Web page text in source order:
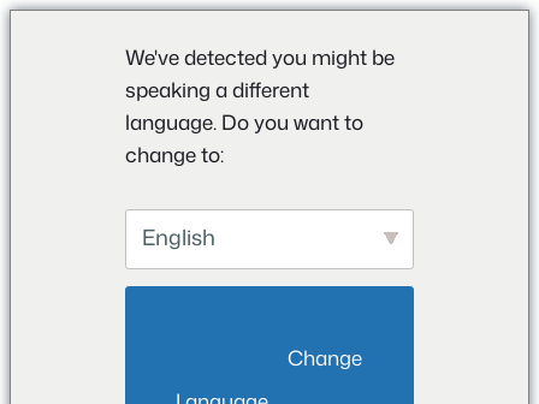
We've detected you might be
speaking a different
language. Do you want to
change to:
English